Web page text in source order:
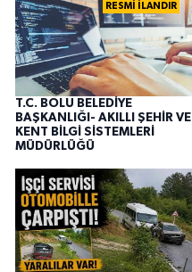
RESMİ İLANDIR
T.C. BOLU BELEDİYE
BAŞKANLIĞI- AKILLI ŞEHİR VE
KENT BİLGİ SİSTEMLERİ
MÜDÜRLÜĞÜ